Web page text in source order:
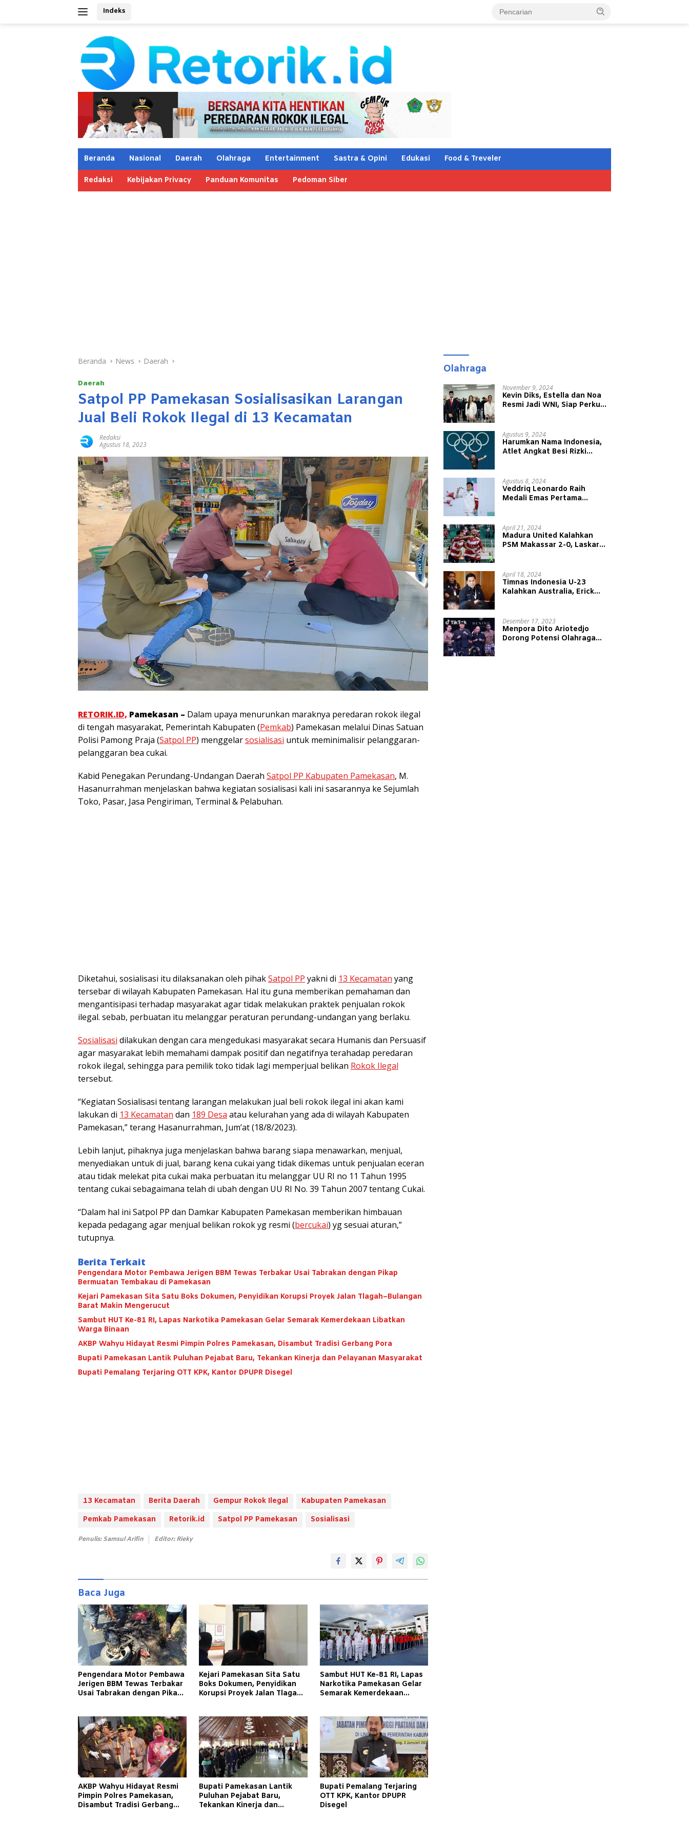
Indeks
Beranda Nasional Daerah Olahraga Entertainment Sastra & Opini Edukasi Food & Treveler
Redaksi Kebijakan Privacy Panduan Komunitas Pedoman Siber
Beranda News Daerah
Daerah
Satpol PP Pamekasan Sosialisasikan Larangan
Jual Beli Rokok Ilegal di 13 Kecamatan
Redaksi
Agustus 18, 2023
RETORIK.ID, Pamekasan – Dalam upaya menurunkan maraknya peredaran rokok ilegal
di tengah masyarakat, Pemerintah Kabupaten (Pemkab) Pamekasan melalui Dinas Satuan
Polisi Pamong Praja (Satpol PP) menggelarsosialisasi untuk meminimalisir pelanggaran-
pelanggaran bea cukai.
Kabid Penegakan Perundang-Undangan Daerah Satpol PP Kabupaten Pamekasan, M.
Hasanurrahman menjelaskan bahwa kegiatan sosialisasi kali ini sasarannya ke Sejumlah
Toko, Pasar, Jasa Pengiriman, Terminal & Pelabuhan.
Diketahui, sosialisasi itu dilaksanakan oleh pihakSatpol PP yakni di 13 Kecamatan yang
tersebar di wilayah Kabupaten Pamekasan. Hal itu guna memberikan pemahaman dan
mengantisipasi terhadap masyarakat agar tidak melakukan praktek penjualan rokok
ilegal. sebab, perbuatan itu melanggar peraturan perundang-undangan yang berlaku.
Sosialisasi dilakukan dengan cara mengedukasi masyarakat secara Humanis dan Persuasif
agar masyarakat lebih memahami dampak positif dan negatifnya terahadap peredaran
rokok ilegal, sehingga para pemilik toko tidak lagi memperjual belikan Rokok Ilegal
tersebut.
“Kegiatan Sosialisasi tentang larangan melakukan jual beli rokok ilegal ini akan kami
lakukan di 13 Kecamatan dan 189 Desa atau kelurahan yang ada di wilayah Kabupaten
Pamekasan,” terang Hasanurrahman, Jum’at (18/8/2023).
Lebih lanjut, pihaknya juga menjelaskan bahwa barang siapa menawarkan, menjual,
menyediakan untuk di jual, barang kena cukai yang tidak dikemas untuk penjualan eceran
atau tidak melekat pita cukai maka perbuatan itu melanggar UU RI no 11 Tahun 1995
tentang cukai sebagaimana telah di ubah dengan UU RI No. 39 Tahun 2007 tentang Cukai.
“Dalam hal ini Satpol PP dan Damkar Kabupaten Pamekasan memberikan himbauan
kepada pedagang agar menjual belikan rokok yg resmi (bercukai) yg sesuai aturan,”
tutupnya.
Berita Terkait
Pengendara Motor Pembawa Jerigen BBM Tewas Terbakar Usai Tabrakan dengan Pikap
Bermuatan Tembakau di Pamekasan
Kejari Pamekasan Sita Satu Boks Dokumen, Penyidikan Korupsi Proyek Jalan Tlagah–Bulangan
Barat Makin Mengerucut
Sambut HUT Ke-81 RI, Lapas Narkotika Pamekasan Gelar Semarak Kemerdekaan Libatkan
Warga Binaan
AKBP Wahyu Hidayat Resmi Pimpin Polres Pamekasan, Disambut Tradisi Gerbang Pora
Bupati Pamekasan Lantik Puluhan Pejabat Baru, Tekankan Kinerja dan Pelayanan Masyarakat
Bupati Pemalang Terjaring OTT KPK, Kantor DPUPR Disegel
13 Kecamatan Berita Daerah Gempur Rokok Ilegal
Kabupaten Pamekasan
Pemkab Pamekasan
Retorik.id Satpol PP Pamekasan Sosialisasi
Penulis: Samsul Arifin Editor: Rieky
Baca Juga
Pengendara Motor Pembawa
Jerigen BBM Tewas Terbakar
Usai Tabrakan dengan Pikap
Kejari Pamekasan Sita Satu
Boks Dokumen, Penyidikan
Korupsi Proyek Jalan Tlagah–
Sambut HUT Ke-81 RI, Lapas
Narkotika Pamekasan Gelar
Semarak Kemerdekaan
AKBP Wahyu Hidayat Resmi
Pimpin Polres Pamekasan,
Disambut Tradisi Gerbang
Bupati Pamekasan Lantik
Puluhan Pejabat Baru,
Tekankan Kinerja dan
Bupati Pemalang Terjaring
OTT KPK, Kantor DPUPR
Disegel
Olahraga
November 9, 2024
Kevin Diks, Estella dan Noa
Resmi Jadi WNI, Siap Perkuat
Agustus 9, 2024
Harumkan Nama Indonesia,
Atlet Angkat Besi Rizki
Agustus 8, 2024
Veddriq Leonardo Raih
Medali Emas Pertama
April 21, 2024
Madura United Kalahkan
PSM Makassar 2-0, Laskar
April 18, 2024
Timnas Indonesia U-23
Kalahkan Australia, Erick
Desember 17, 2023
Menpora Dito Ariotedjo
Dorong Potensi Olahraga